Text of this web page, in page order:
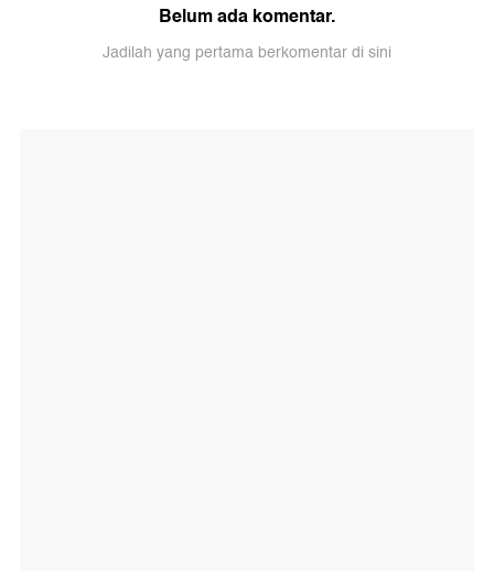
Belum ada komentar.
Jadilah yang pertama berkomentar di sini